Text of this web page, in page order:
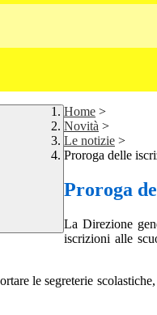
Home >
Novità >
Le notizie >
Proroga delle
Proroga
La Direzione
iscrizioni alle
le segreterie